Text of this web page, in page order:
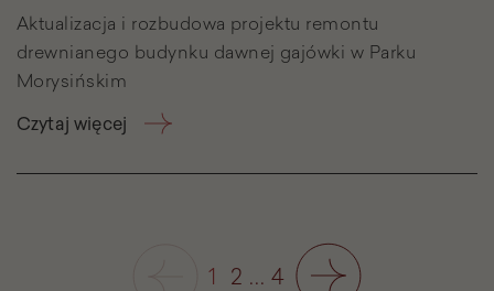
Aktualizacja i rozbudowa projektu remontu
drewnianego budynku dawnej gajówki w Parku
Morysińskim
Czytaj więcej
1 2 ... 4